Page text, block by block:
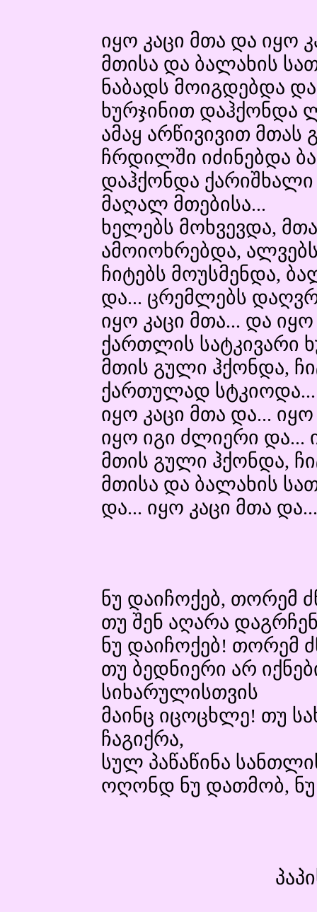
იყო კაცი მთა და იყო
მთისა და ბალახის
ნაბადს მოიგდებდა
ხურჯინით დაჰქონდა
ამაყ არწივივით
ჩრდილში იძინებდა
დაჰქონდა
მაღალ მთებისა...
ხელებს მოხვევდა,
ამოიოხრებდა,
ჩიტებს მოუსმენდა,
და... ცრემლებს
იყო კაცი მთა... და
ქართლის სატკივარი
მთის გული ჰქონდა,
ქართულად
იყო კაცი მთა და...
იყო იგი ძლიერი და...
მთის გული ჰქონდა,
მთისა და ბალახის
და... იყო კაცი მთა
ნუ დაიჩოქებ, თორემ
თუ შენ აღარა
ნუ დაიჩოქებ! თორემ
თუ ბედნიერი არ
სიხარულისთვის
მაინც იცოცხლე! თუ
ჩაგიქრა,
სულ პაწაწინა
ოღონდ ნუ დათმობ, ნუ